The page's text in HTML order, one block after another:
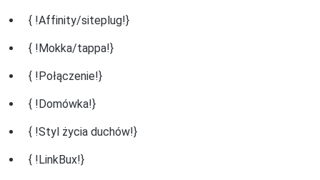
{ !Affinity/siteplug!}
{ !Mokka/tappa!}
{ !Połączenie!}
{ !Domówka!}
{ !Styl życia duchów!}
{ !LinkBux!}